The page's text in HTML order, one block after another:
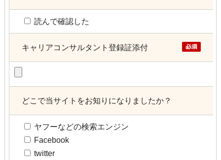
読んで確認した
キャリアコンサルタント登録証添付
どこで当サイトをお知りになりましたか？
ヤフーなどの検索エンジン
Facebook
twitter